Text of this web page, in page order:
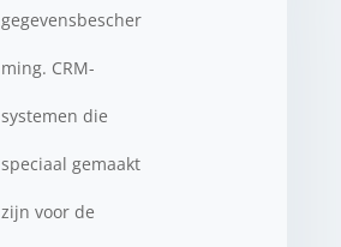
gegevensbescher
ming. CRM-
systemen die
speciaal gemaakt
zijn voor de